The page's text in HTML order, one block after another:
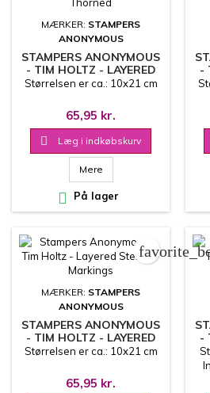
MÆRKER: STAMPERS
ANONYMOUS
STAMPERS ANONYMOUS
- TIM HOLTZ - LAYERED
STENCIL - THORNED
Størrelsen er ca.: 10x21 cm
65,95 kr.
 Læg i indkøbskurv
Mere
 På lager
-
MÆRKER: STAMPERS
ANONYMOUS
STAMPERS ANONYMOUS
- TIM HOLTZ - LAYERED
STENCIL - MARKINGS
Størrelsen er ca.: 10x21 cm
65,95 kr.
-